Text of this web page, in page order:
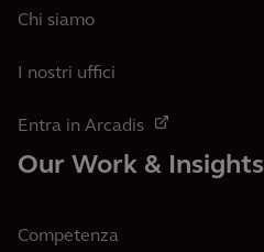
Chi siamo
I nostri uffici
Entra in Arcadis
Our Work & Insights
Competenza